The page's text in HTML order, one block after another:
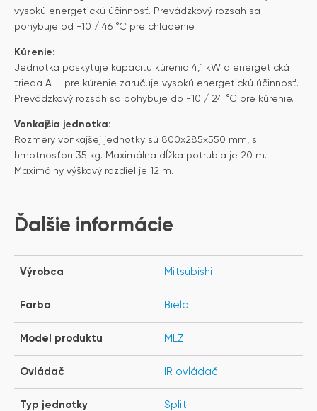
vysokú energetickú účinnosť. Prevádzkový rozsah sa
pohybuje od -10 / 46 °C pre chladenie.
Kúrenie:
Jednotka poskytuje kapacitu kúrenia 4,1 kW a energetická
trieda A++ pre kúrenie zaručuje vysokú energetickú účinnosť.
Prevádzkový rozsah sa pohybuje do -10 / 24 °C pre kúrenie.
Vonkajšia jednotka:
Rozmery vonkajšej jednotky sú 800x285x550 mm, s
hmotnosťou 35 kg. Maximálna dĺžka potrubia je 20 m.
Maximálny výškový rozdiel je 12 m.
Ďalšie informácie
Výrobca Mitsubishi
Farba Biela
Model produktu MLZ
Ovládač IR ovládač
Typ jednotky Split